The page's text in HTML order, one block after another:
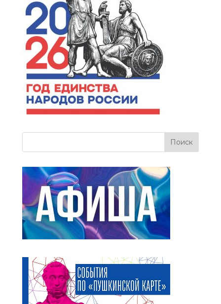
more related info,
FAQs and issues
please refer todFlip
3D Flipbook Wordpress
Helpdocumentation.